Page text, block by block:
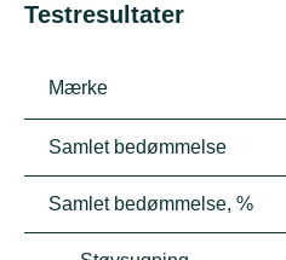
Testresultater
Mærke
Samlet bedømmelse
Samlet bedømmelse, %